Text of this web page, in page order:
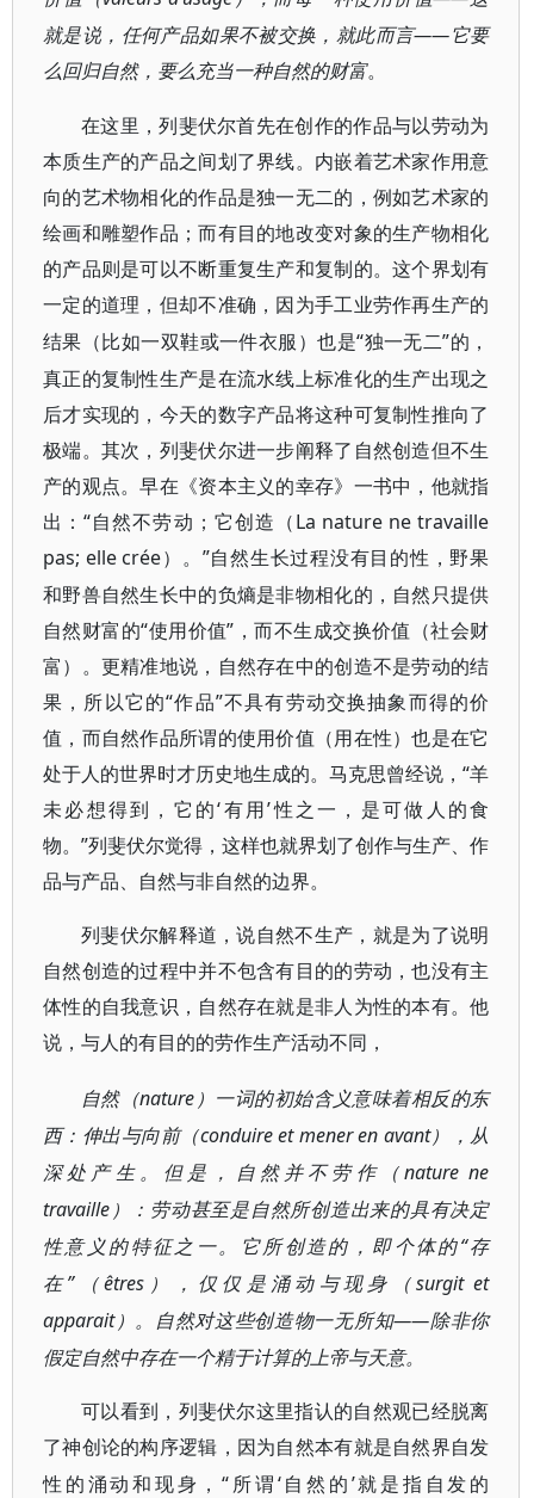
就是说，任何产品如果不被交换，就此而言——它要
么回归自然，要么充当一种自然的财富。
在这里，列斐伏尔首先在创作的作品与以劳动为
本质生产的产品之间划了界线。内嵌着艺术家作用意
向的艺术物相化的作品是独一无二的，例如艺术家的
绘画和雕塑作品；而有目的地改变对象的生产物相化
的产品则是可以不断重复生产和复制的。这个界划有
一定的道理，但却不准确，因为手工业劳作再生产的
结果（比如一双鞋或一件衣服）也是“独一无二”的，
真正的复制性生产是在流水线上标准化的生产出现之
后才实现的，今天的数字产品将这种可复制性推向了
极端。其次，列斐伏尔进一步阐释了自然创造但不生
产的观点。早在《资本主义的幸存》一书中，他就指
出：“自然不劳动；它创造（La nature ne travaille
pas; elle crée）。 ”自然生长过程没有目的性，野果
和野兽自然生长中的负熵是非物相化的，自然只提供
自然财富的“使用价值”，而不生成交换价值（社会财
富）。更精准地说，自然存在中的创造不是劳动的结
果，所以它的“作品”不具有劳动交换抽象而得的价
值，而自然作品所谓的使用价值（用在性）也是在它
处于人的世界时才历史地生成的。马克思曾经说，“羊
未必想得到，它的‘有用’性之一，是可做人的食
物。”列斐伏尔觉得，这样也就界划了创作与生产、作
品与产品、自然与非自然的边界。
列斐伏尔解释道，说自然不生产，就是为了说明
自然创造的过程中并不包含有目的的劳动，也没有主
体性的自我意识，自然存在就是非人为性的本有。他
说，与人的有目的的劳作生产活动不同，
自然（nature ）一词的初始含义意味着相反的东
西：伸出与向前（conduire et mener en avant），从
深处产生。但是，自然并不劳作（nature ne
travaille ）：劳动甚至是自然所创造出来的具有决定
性意义的特征之一。它所创造的，即个体的“存
在”（êtres），仅仅是涌动与现身（ surgit et
apparait）。自然对这些创造物一无所知——除非你
假定自然中存在一个精于计算的上帝与天意。
可以看到，列斐伏尔这里指认的自然观已经脱离
了神创论的构序逻辑，因为自然本有就是自然界自发
性的涌动和现身，“所谓‘自然的’就是指自发的